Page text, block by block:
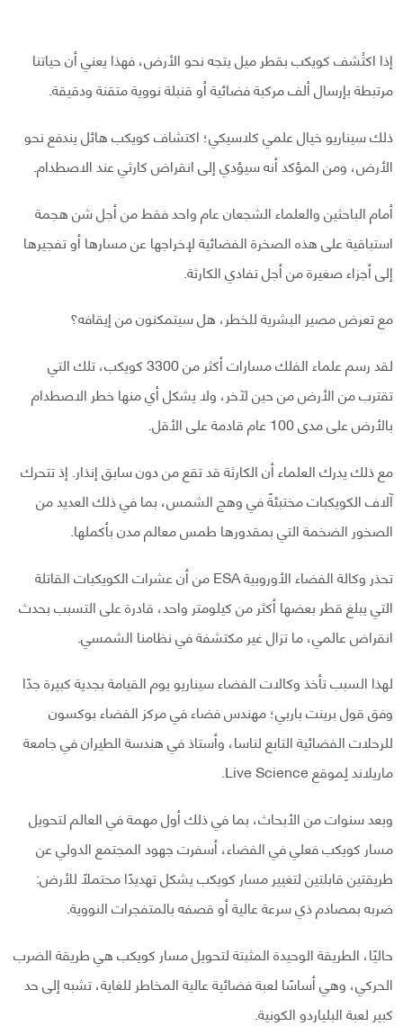
إذا اكتُشف كويكب بقطر ميل يتجه نحو الأرض، فهذا يعني أن حياتنا
مرتبطة بإرسال ألف مركبة فضائية أو قنبلة نووية متقنة ودقيقة.
ذلك سيناريو خيال علمي كلاسيكي؛ اكتشاف كويكب هائل يندفع نحو
الأرض، ومن المؤكد أنه سيؤدي إلى انقراض كارثي عند الاصطدام.
أمام الباحثين والعلماء الشجعان عام واحد فقط من أجل شن هجمة
استباقية على هذه الصخرة الفضائية لإخراجها عن مسارها أو تفجيرها
إلى أجزاء صغيرة من أجل تفادي الكارثة.
مع تعرض مصير البشرية للخطر، هل سيتمكنون من إيقافه؟
لقد رسم علماء الفلك مسارات أكثر من 3300 كويكب، تلك التي
تقترب من الأرض من حين لآخر، ولا يشكل أي منها خطر الاصطدام
بالأرض على مدى 100 عام قادمة على الأقل.
مع ذلك يدرك العلماء أن الكارثة قد تقع من دون سابق إنذار. إذ تتحرك
آلاف الكويكبات مختبئةً في وهج الشمس، بما في ذلك العديد من
الصخور الضخمة التي بمقدورها طمس معالم مدن بأكملها.
تحذر وكالة الفضاء الأوروبية ESA من أن عشرات الكويكبات القاتلة
التي يبلغ قطر بعضها أكثر من كيلومتر واحد، قادرة على التسبب بحدث
انقراض عالمي، ما تزال غير مكتشفة في نظامنا الشمسي.
لهذا السبب تأخذ وكالات الفضاء سيناريو يوم القيامة بجدية كبيرة جدًا
وفق قول برينت باربي؛ مهندس فضاء في مركز الفضاء بوكسون
للرحلات الفضائية التابع لناسا، وأستاذ في هندسة الطيران في جامعة
ماريلاند لِموقع Live Science.
وبعد سنوات من الأبحاث، بما في ذلك أول مهمة في العالم لتحويل
مسار كويكب فعلي في الفضاء، أسفرت جهود المجتمع الدولي عن
طريقتين قابلتين لتغيير مسار كويكب يشكل تهديدًا محتملًا للأرض:
ضربه بمصادم ذي سرعة عالية أو قصفه بالمتفجرات النووية.
حاليًا، الطريقة الوحيدة المثبتة لتحويل مسار كويكب هي طريقة الضرب
الحركي، وهي أساسًا لعبة فضائية عالية المخاطر للغاية، تشبه إلى حد
كبير لعبة البلياردو الكونية.